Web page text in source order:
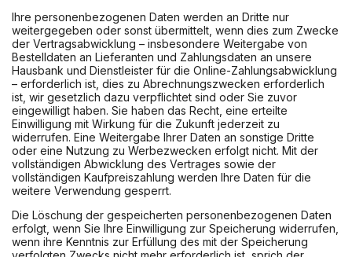
Ihre personenbezogenen Daten werden an Dritte nur
weitergegeben oder sonst übermittelt, wenn dies zum Zwecke
der Vertragsabwicklung – insbesondere Weitergabe von
Bestelldaten an Lieferanten und Zahlungsdaten an unsere
Hausbank und Dienstleister für die Online-Zahlungsabwicklung
– erforderlich ist, dies zu Abrechnungszwecken erforderlich
ist, wir gesetzlich dazu verpflichtet sind oder Sie zuvor
eingewilligt haben. Sie haben das Recht, eine erteilte
Einwilligung mit Wirkung für die Zukunft jederzeit zu
widerrufen. Eine Weitergabe Ihrer Daten an sonstige Dritte
oder eine Nutzung zu Werbezwecken erfolgt nicht. Mit der
vollständigen Abwicklung des Vertrages sowie der
vollständigen Kaufpreiszahlung werden Ihre Daten für die
weitere Verwendung gesperrt.
Die Löschung der gespeicherten personenbezogenen Daten
erfolgt, wenn Sie Ihre Einwilligung zur Speicherung widerrufen,
wenn ihre Kenntnis zur Erfüllung des mit der Speicherung